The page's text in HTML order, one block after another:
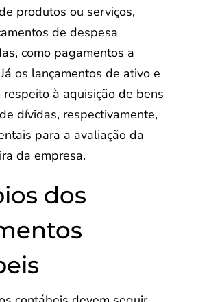
produtos ou serviços,
de despesa
como pagamentos a
os lançamentos de ativo e
respeito à aquisição de bens
dívidas, respectivamente,
para a avaliação da
da empresa.
dos